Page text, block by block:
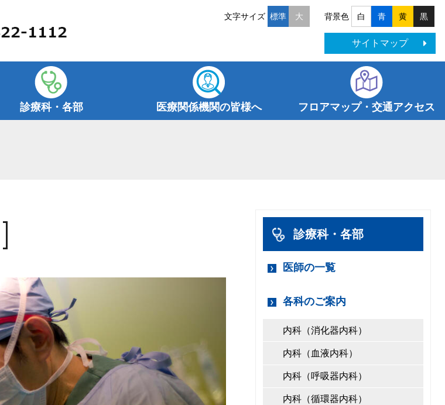
文字サイズ 標準 大 背景色 白 青 黄 黒
サイトマップ
診療科・各部 医療関係機関の皆様へ フロアマップ・交通アクセス
診療科・各部
医師の一覧
各科のご案内
内科（消化器内科）
内科（血液内科）
内科（呼吸器内科）
内科（循環器内科）